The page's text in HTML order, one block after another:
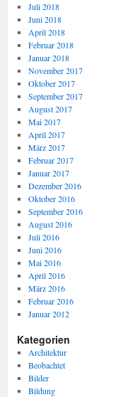
Juli 2018
Juni 2018
April 2018
Februar 2018
Januar 2018
November 2017
Oktober 2017
September 2017
August 2017
Mai 2017
April 2017
März 2017
Februar 2017
Januar 2017
Dezember 2016
Oktober 2016
September 2016
August 2016
Juli 2016
Juni 2016
Mai 2016
April 2016
März 2016
Februar 2016
Januar 2012
Kategorien
Architektur
Beobachtet
Bilder
Bildung